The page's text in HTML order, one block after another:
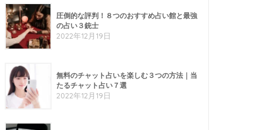
圧倒的な評判！８つのおすすめ占い館と最強
の占い３銃士
2022年12月19日
無料のチャット占いを楽しむ３つの方法｜当
たるチャット占い７選
2022年12月19日